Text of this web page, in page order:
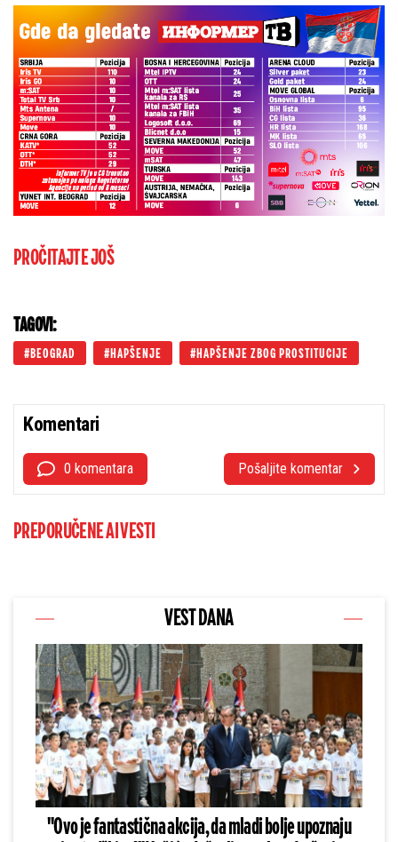
PROČITAJTE JOŠ
TAGOVI:
BEOGRAD HAPŠENJE HAPŠENJE ZBOG PROSTITUCIJE
Komentari
0 komentara Pošaljite komentar
PREPORUČENE AI VESTI
VEST DANA
"Ovo je fantastična akcija, da mladi bolje upoznaju